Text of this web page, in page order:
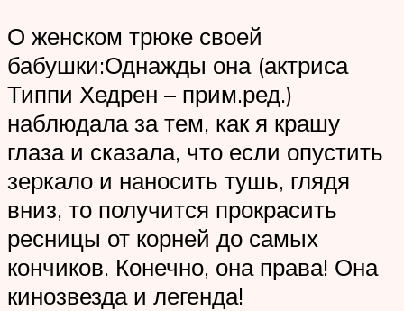
О женском трюке своей
бабушки:Однажды она (актриса
Типпи Хедрен – прим.ред.)
наблюдала за тем, как я крашу
глаза и сказала, что если опустить
зеркало и наносить тушь, глядя
вниз, то получится прокрасить
ресницы от корней до самых
кончиков. Конечно, она права! Она
кинозвезда и легенда!